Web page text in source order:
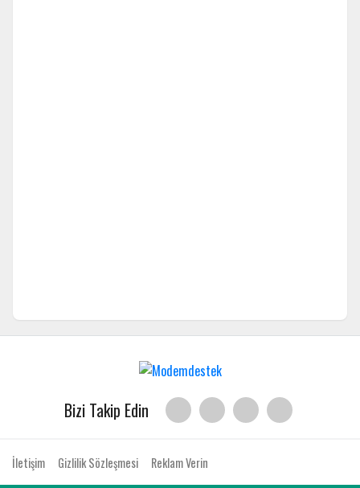
Bizi Takip Edin
İletişim Gizlilik Sözleşmesi Reklam Verin